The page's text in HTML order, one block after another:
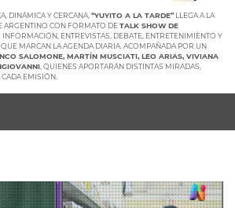
DINÁMICA Y CERCANA, “YUYITO A LA TARDE” LLEGA A LA
ARGENTINO CON FORMATO DETALK SHOW DE
INFORMACIÓN, ENTREVISTAS, DEBATE, ENTRETENIMIENTO Y
MARCAN LA AGENDA DIARIA. ACOMPAÑADA POR UN
SALOMONE, MARTÍN MUSCIATI, LEO ARIAS, VIVIANA
, QUIENES APORTARÁN DISTINTAS MIRADAS,
EMISIÓN.